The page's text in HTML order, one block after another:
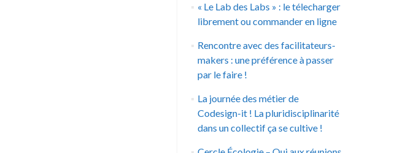
« Le Lab des Labs » : le télecharger
librement ou commander en ligne
Rencontre avec des facilitateurs-
makers : une préférence à passer
par le faire !
La journée des métier de
Codesign-it ! La pluridisciplinarité
dans un collectif ça se cultive !